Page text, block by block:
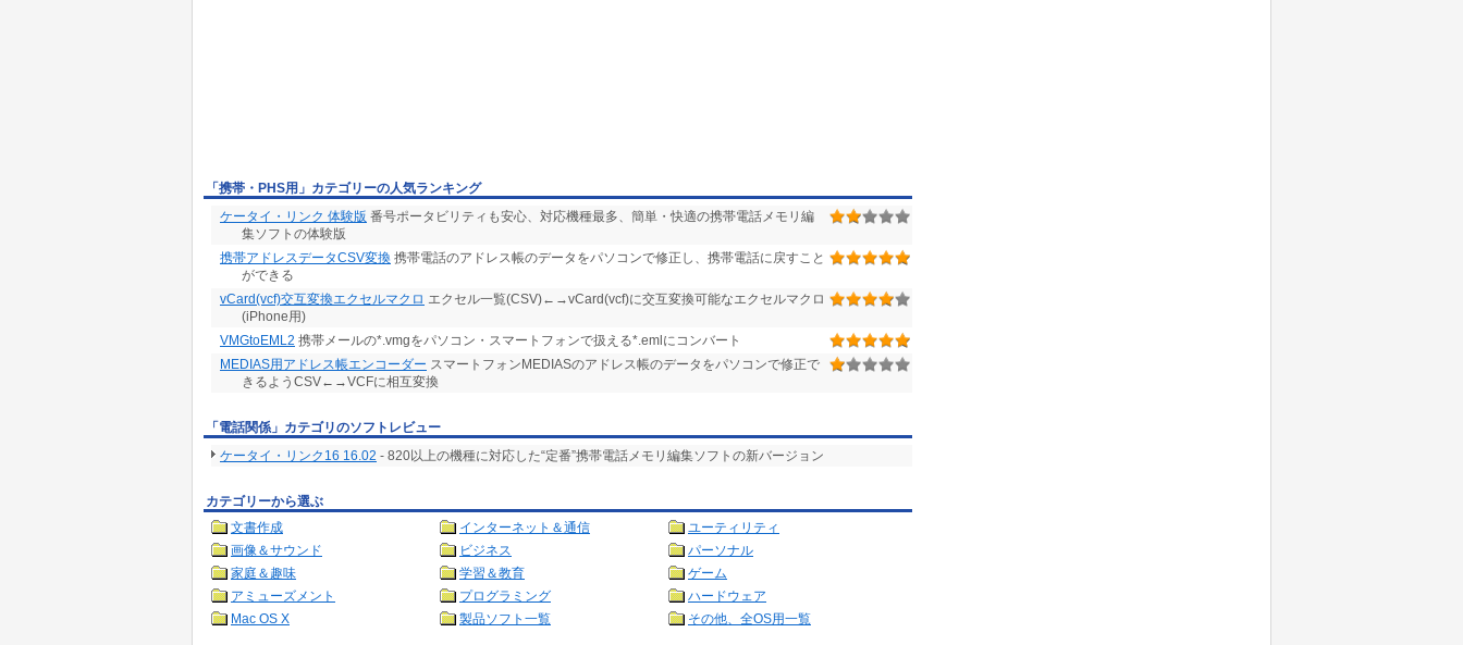
「携帯・PHS用」カテゴリーの人気ランキング
ケータイ・リンク 体験版 番号ポータビリティも安心、対応機種最多、簡単・快適の携帯電話メモリ編
集ソフトの体験版
携帯アドレスデータCSV変換 携帯電話のアドレス帳のデータをパソコンで修正し、携帯電話に戻すこと
ができる
vCard(vcf)交互変換エクセルマクロ エクセル一覧(CSV)←→vCard(vcf)に交互変換可能なエクセルマクロ
(iPhone用)
VMGtoEML2 携帯メールの*.vmgをパソコン・スマートフォンで扱える*.emlにコンバート
MEDIAS用アドレス帳エンコーダー スマートフォンMEDIASのアドレス帳のデータをパソコンで修正で
きるようCSV←→VCFに相互変換
「電話関係」カテゴリのソフトレビュー
ケータイ・リンク16 16.02 - 820以上の機種に対応した“定番”携帯電話メモリ編集ソフトの新バージョン
カテゴリーから選ぶ
文書作成
インターネット＆通信
ユーティリティ
画像＆サウンド
ビジネス
パーソナル
家庭＆趣味
学習＆教育
ゲーム
アミューズメント
プログラミング
ハードウェア
Mac OS X
製品ソフト一覧 その他、全OS用一覧